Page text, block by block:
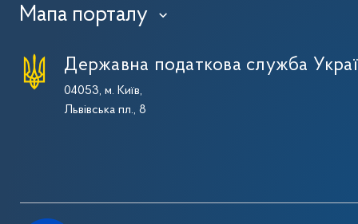
Мапа порталу ›
Державна податкова служба
04053, м. Київ,
Львівська пл., 8